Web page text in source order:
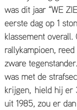
was dit jaar “WE
eerste dag op 1
klassement
rallykampioen,
zware
was met de
krijgen, hield hij er
uit 1985, zou er